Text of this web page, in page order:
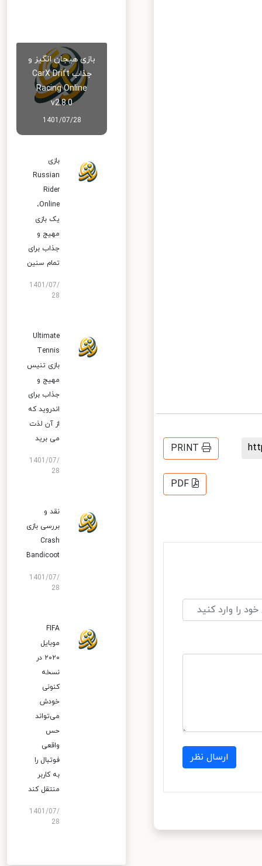
PRINT
PDF
ارسال نظر
بازی هیجان انگیز و
جذاب CarX Drift
Racing Online
v2.8.0
1401/07/28
بازی
Russian
Rider
Online‏،
یک بازی
مهیج و
جذاب برای
تمام سنین
1401/07/
28
Ultimate
Tennis
بازی تنیس
مهیج و
جذاب برای
اندروید که
از آن لذت
می برید
1401/07/
28
نقد و
بررسی بازی
Crash
Bandicoot
1401/07/
28
FIFA
موبایل
۲۰۲۰ در
نسخه
کنونی
خودش
می‌تواند
حس
واقعی
فوتبال را
به کاربر
منتقل کند
1401/07/
28